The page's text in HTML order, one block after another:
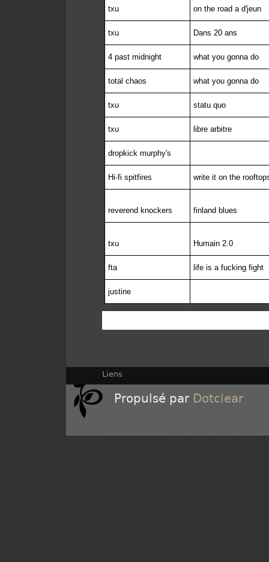
txu on the road a d'jeun
txu Dans 20 ans
4 past midnight what you gonna do
total chaos what you gonna do
txu statu quo
txu libre arbitre
dropkick murphy's
Hi-fi spitfires write it on the
reverend knockers finland blues
txu Humain 2.0
fta life is a fucking fight
justine
Liens
Propulsé par Dotclear